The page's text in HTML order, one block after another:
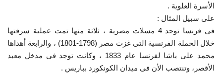
الأسرة العلوية .
على سبيل المثال :
فى فرنسا توجد 4 مسلات مصرية ، ثلاثة منها تمت عملية سرقتها
خلال الحملة الفرنسية التى غزت مصر (1798-1801) ، والرابعة أهداها
محمد على باشا لفرنسا عام 1833 ، وكانت توجد فى مدخل معبد
الأقصر، وتنتصب الأن فى ميدان الكونكورد بباريس .